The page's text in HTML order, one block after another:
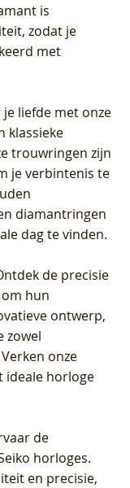
is
zodat je
met
je liefde met onze
klassieke
trouwringen zijn
je verbintenis te
diamantringen
dag te vinden.
de precisie
hun
ontwerp,
zowel
onze
ideale horloge
de
horloges.
en precisie,